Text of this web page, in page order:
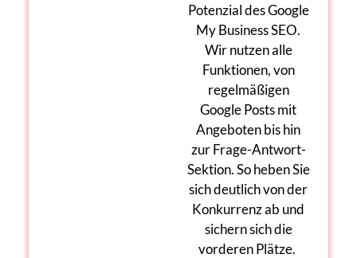
Potenzial desGoogle
My Business SEO.
Wir nutzen alle
Funktionen, von
regelmäßigen
Google Postsmit
Angeboten bis hin
zur Frage-Antwort-
Sektion. So heben Sie
sich deutlich von der
Konkurrenz ab und
sichern sich die
vorderen Plätze.